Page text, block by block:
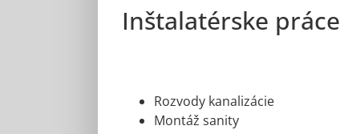
Inštalatérske práce
Rozvody kanalizácie
Montáž sanity